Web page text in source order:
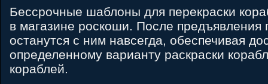
Бессрочные шаблоны для перекраски
в магазине роскоши. После предъявления
останутся с ним навсегда, обеспечивая
определенному варианту раскраски
кораблей.